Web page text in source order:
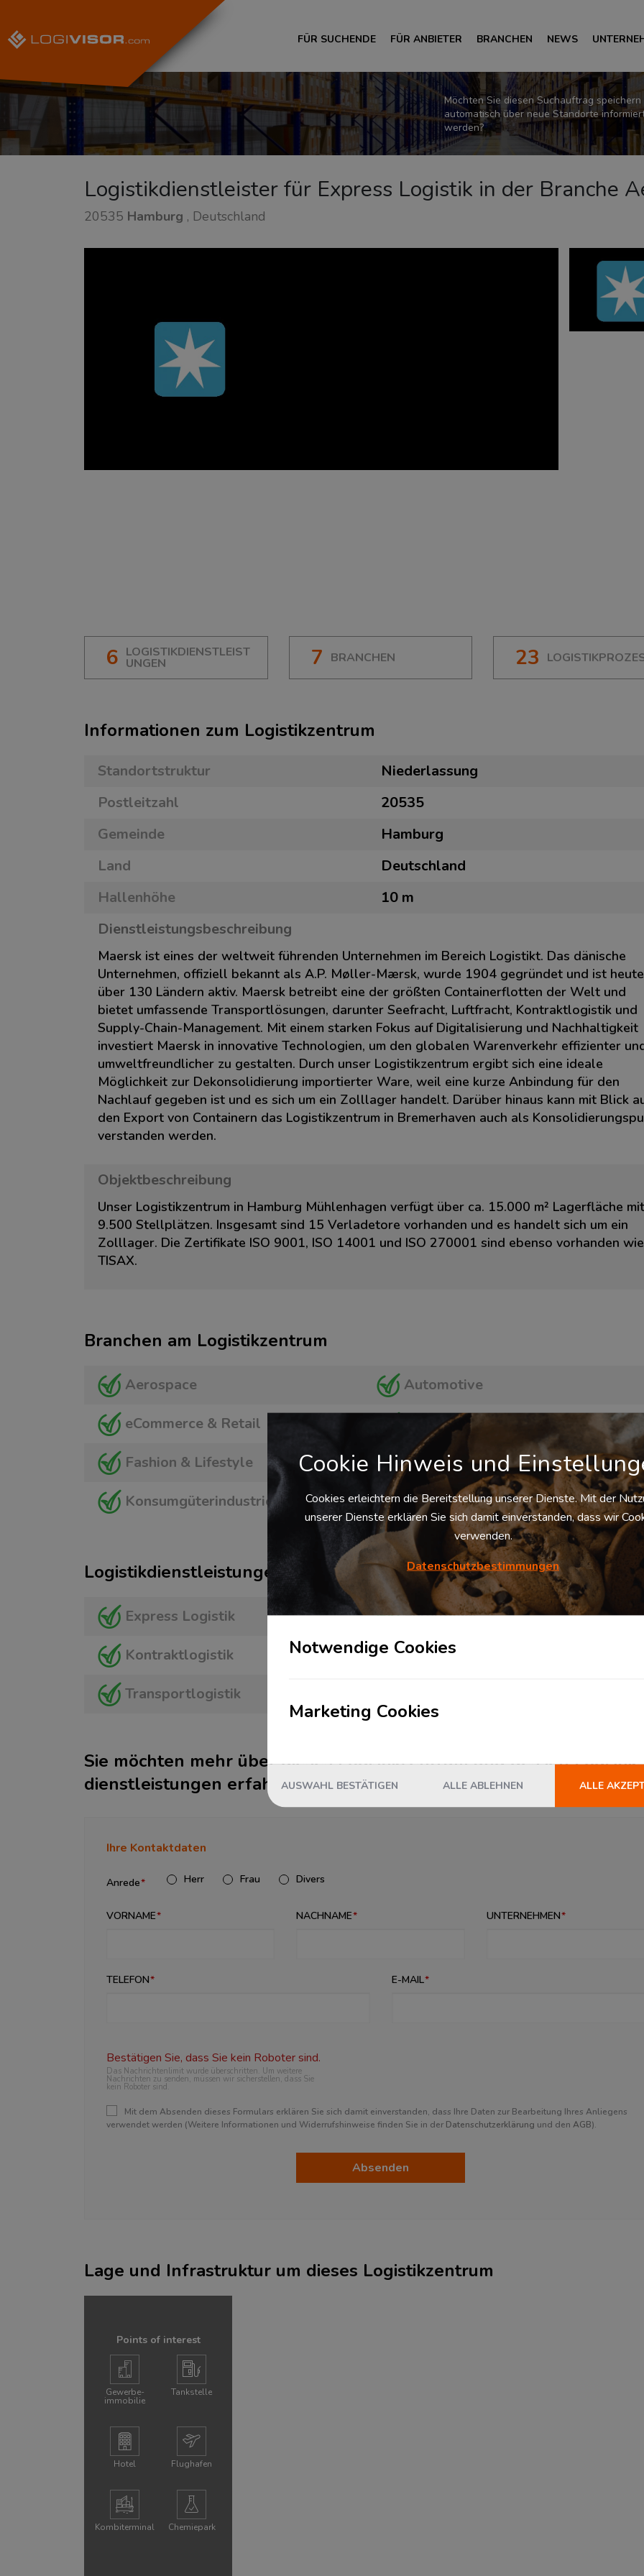
FÜR SUCHENDE FÜR ANBIETER BRANCHEN NEWS
Möchten Sie diesen Suchauftrag speichern
automatisch über neue Standorte
werden?
Logistikdienstleister für Express Logistik in der Branche
20535 Hamburg , Deutschland
6 LOGISTIKDIENSTLEIST
UNGEN 7 BRANCHEN 23
Informationen zum Logistikzentrum
Standortstruktur
Niederlassung
Postleitzahl
20535
Gemeinde
Hamburg
Land
Deutschland
Hallenhöhe
10 m
Dienstleistungsbeschreibung
Maersk ist eines der weltweit führenden Unternehmen im Bereich Logistikt. Das dänische
Unternehmen, offiziell bekannt als A.P. Møller-Mærsk, wurde 1904 gegründet und ist
über 130 Ländern aktiv. Maersk betreibt eine der größten Containerflotten der Welt und
bietet umfassende Transportlösungen, darunter Seefracht, Luftfracht, Kontraktlogistik und
Supply-Chain-Management. Mit einem starken Fokus auf Digitalisierung und Nachhaltigkeit
investiert Maersk in innovative Technologien, um den globalen Warenverkehr effizienter
umweltfreundlicher zu gestalten. Durch unser Logistikzentrum ergibt sich eine ideale
Möglichkeit zur Dekonsolidierung importierter Ware, weil eine kurze Anbindung für den
Nachlauf gegeben ist und es sich um ein Zolllager handelt. Darüber hinaus kann mit Blick
den Export von Containern das Logistikzentrum in Bremerhaven auch als
verstanden werden.
Objektbeschreibung
Unser Logistikzentrum in Hamburg Mühlenhagen verfügt über ca. 15.000 m² Lagerfläche mit
9.500 Stellplätzen. Insgesamt sind 15 Verladetore vorhanden und es handelt sich um ein
Zolllager. Die Zertifikate ISO 9001, ISO 14001 und ISO 270001 sind ebenso vorhanden wie
TISAX.
Branchen am Logistikzentrum
Aerospace
Automotive
eCommerce & Retail
Elektronik & Hightech
Fashion & Lifestyle
Industrial
Konsumgüterindustrie
Logistikdienstleistungen am Logistikzentrum
Express Logistik
Fulfillment
Kontraktlogistik
Luft-/Seefracht & Exportabwicklung
Transportlogistik
Sie möchten mehr über dieses Logistikzentrum und dessen Logistik­
dienstleistungen erfahren?
Ihre Kontaktdaten
Anrede Herr Frau Divers
VORNAME NACHNAME UNTERNEHMEN
TELEFON E-MAIL
Bestätigen Sie, dass Sie kein Roboter sind.
Das Nachrichtenlimit wurde überschritten. Um weitere
Nachrichten zu senden, müssen wir sicherstellen, dass Sie
kein Roboter sind.
Mit dem Absenden dieses Formulars erklären Sie sich damit einverstanden, dass Ihre Daten zur Bearbeitung Ihres Anliegens
verwendet werden (Weitere Informationen und Widerrufshinweise finden Sie in der Datenschutzerklärung und den AGB).
Absenden
Lage und Infrastruktur um dieses Logistikzentrum
Points of interest
Gewerbe­
immobilie
Tankstelle
Hotel Flughafen
Kombi­terminal Chemie­park
Cookie Hinweis und
Cookies erleichtern die Bereitstellung unserer Dienste. Mit der
unserer Dienste erklären Sie sich damit einverstanden, dass wir
verwenden.
Datenschutzbestimmungen
Notwendige Cookies
Marketing Cookies
AUSWAHL BESTÄTIGEN ALLE ABLEHNEN ALLE